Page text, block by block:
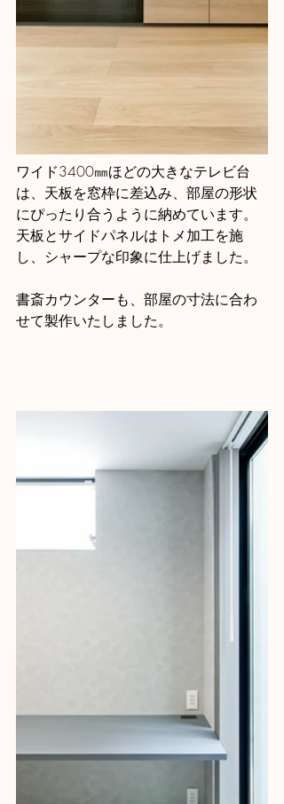
ワイド3400㎜ほどの大きなテレビ台
は、天板を窓枠に差込み、部屋の形状
にぴったり合うように納めています。
天板とサイドパネルはトメ加工を施
し、シャープな印象に仕上げました。
書斎カウンターも、部屋の寸法に合わ
せて製作いたしました。